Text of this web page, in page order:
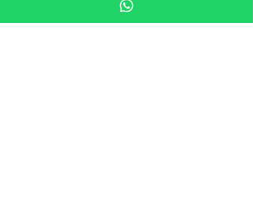
especiais como festas de
aniversário, casamentos ou